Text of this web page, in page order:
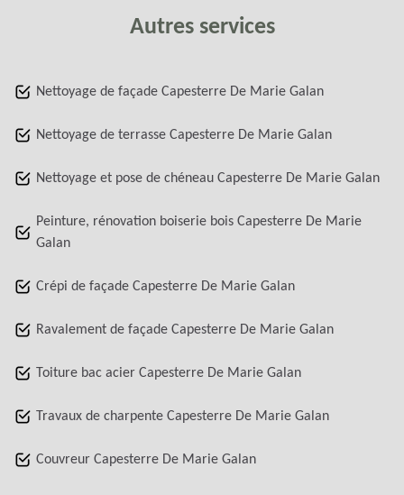
Autres services
Nettoyage de façade Capesterre De Marie Galan
Nettoyage de terrasse Capesterre De Marie Galan
Nettoyage et pose de chéneau Capesterre De Marie Galan
Peinture, rénovation boiserie bois Capesterre De Marie
Galan
Crépi de façade Capesterre De Marie Galan
Ravalement de façade Capesterre De Marie Galan
Toiture bac acier Capesterre De Marie Galan
Travaux de charpente Capesterre De Marie Galan
Couvreur Capesterre De Marie Galan